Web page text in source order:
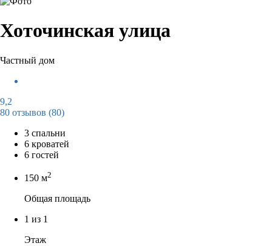
Хоточинская улица
Частный дом
9,2
80 отзывов (80)
3 спальни
6 кроватей
6 гостей
150 м2
Общая площадь
1 из 1
Этаж